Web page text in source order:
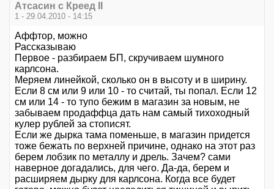
Атсасин с Креед II
1 - 29.04.2010 - 14:15
Аффтор, можно
Рассказываю
Первое - разбираем БП, скручиваем шумного
карлсона.
Меряем линейкой, сколько он в высоту и в ширину.
Если 8 см или 9 или 10 - то считай, ты попал. Если 12
см или 14 - то тупо бежим в магазин за новым, не
забываем продаффца дать нам самый тихоходный
кулер рублей за стописят.
Если же дырка тама поменьше, в магазин придется
тоже бежать по верхней причине, однако на этот раз
берем лобзик по металлу и дрель. Зачем? сами
наверное догадались, для чего. Да-да, берем и
расширяем дырку для карлсона. Когда все будет